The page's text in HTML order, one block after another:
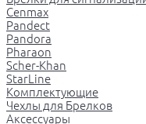
Cenmax
Pandect
Pandora
Pharaon
Scher-Khan
StarLine
Комплектующие
Чехлы для Брелков
Аксессуары